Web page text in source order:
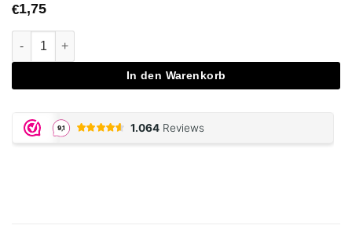
€1,75
Cotton Candy Flavored Papers Menge
In den Warenkorb